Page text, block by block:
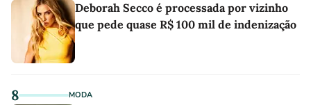
Deborah Secco é processada por vizinho
que pede quase R$ 100 mil de indenização
8 MODA